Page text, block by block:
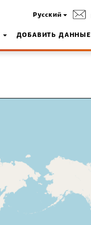
Русский
ДОБАВИТЬ ДАННЫЕ